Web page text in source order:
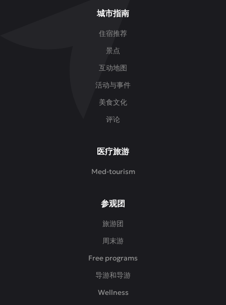
城市指南
住宿推荐
景点
互动地图
活动与事件
美食文化
评论
医疗旅游
Med-tourism
参观团
旅游团
周末游
Free programs
导游和导游
Wellness